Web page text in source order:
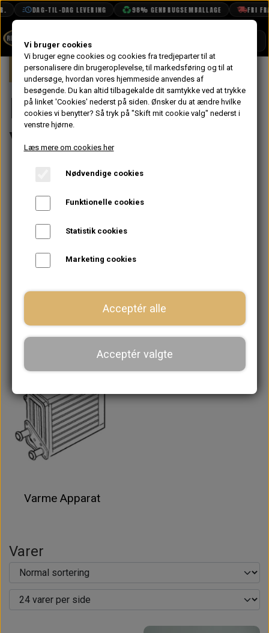
DAG-TIL-DAG LEVERING 98% GENBRUGSEMBALLAGE FRI
BOOK TID
PROJEKTER
TEKNISK DATA
VANDPOLERING
Forside Mini Kølersystem, Varme, Vand & Olie
Kølersystem,
Varme, Vand & Olie
Olie
Varme Apparat
Varer
Vi bruger cookies
Vi bruger egne cookies og cookies fra tredjeparter til at
personalisere din brugeroplevelse, til markedsføring og til at
undersøge, hvordan vores hjemmeside anvendes af
besøgende. Du kan altid tilbagekalde dit samtykke ved at trykke
på linket 'Cookies' nederst på siden. Ønsker du at ændre hvilke
cookies vi benytter? Så tryk på "Skift mit cookie valg" nederst i
venstre hjørne.
Læs mere om cookies her
Nødvendige cookies
Funktionelle cookies
Statistik cookies
Marketing cookies
Acceptér alle
Acceptér valgte